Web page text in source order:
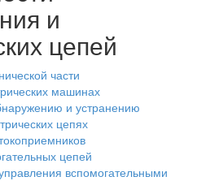
и
цепей
части
машинах
и устранению
цепях
цепей
вспомогательными